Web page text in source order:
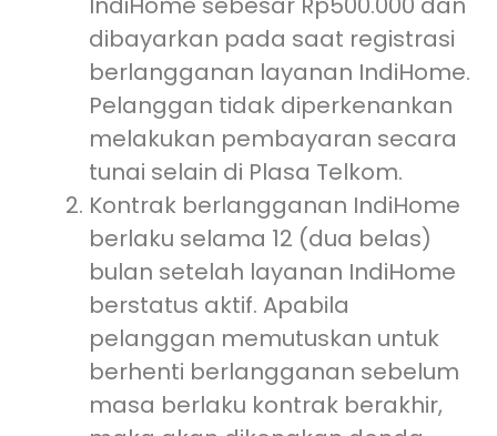
dibayarkan pada saat registrasi
berlangganan layanan IndiHome.
Pelanggan tidak diperkenankan
melakukan pembayaran secara
tunai selain di Plasa Telkom.
Kontrak berlangganan IndiHome
berlaku selama 12 (dua belas)
bulan setelah layanan IndiHome
berstatus aktif. Apabila
pelanggan memutuskan untuk
berhenti berlangganan sebelum
masa berlaku kontrak berakhir,